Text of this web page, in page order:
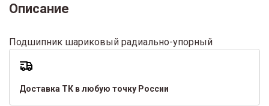
Описание
Подшипник шариковый радиально-упорный
Доставка ТК в любую точку России